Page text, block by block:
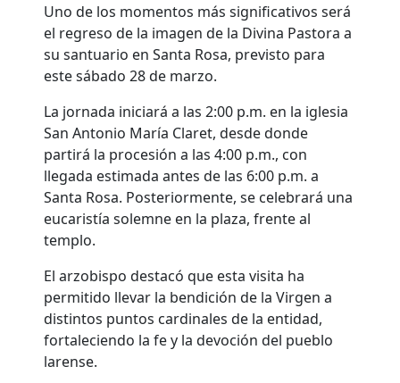
Uno de los momentos más significativos será
el regreso de la imagen de la Divina Pastora a
su santuario en Santa Rosa, previsto para
este sábado 28 de marzo.
La jornada iniciará a las 2:00 p.m. en la iglesia
San Antonio María Claret, desde donde
partirá la procesión a las 4:00 p.m., con
llegada estimada antes de las 6:00 p.m. a
Santa Rosa. Posteriormente, se celebrará una
eucaristía solemne en la plaza, frente al
templo.
El arzobispo destacó que esta visita ha
permitido llevar la bendición de la Virgen a
distintos puntos cardinales de la entidad,
fortaleciendo la fe y la devoción del pueblo
larense.